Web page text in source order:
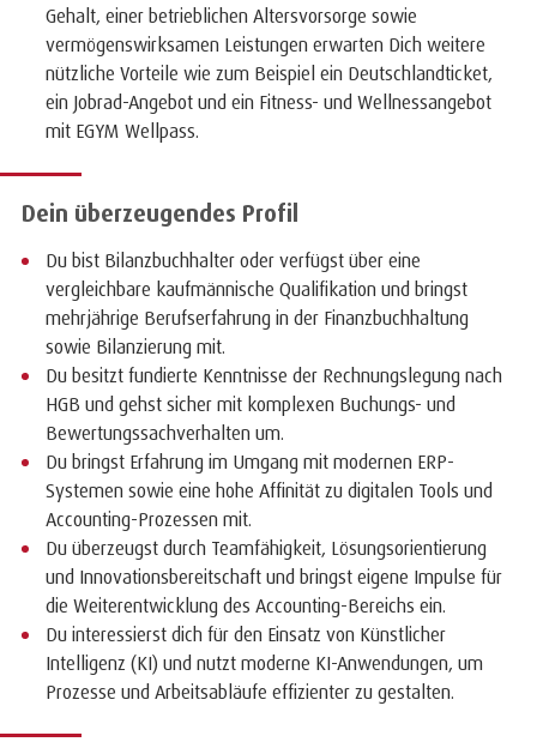
Gehalt, einer betrieblichen Altersvorsorge sowie
vermögenswirksamen Leistungen erwarten Dich weitere
nützliche Vorteile wie zum Beispiel ein Deutschlandticket,
ein Jobrad-Angebot und ein Fitness- und Wellnessangebot
mit EGYM Wellpass.
Dein überzeugendes Profil
Du bist Bilanzbuchhalter oder verfügst über eine
vergleichbare kaufmännische Qualifikation und bringst
mehrjährige Berufserfahrung in der Finanzbuchhaltung
sowie Bilanzierung mit.
Du besitzt fundierte Kenntnisse der Rechnungslegung nach
HGB und gehst sicher mit komplexen Buchungs- und
Bewertungssachverhalten um.
Du bringst Erfahrung im Umgang mit modernen ERP-
Systemen sowie eine hohe Affinität zu digitalen Tools und
Accounting-Prozessen mit.
Du überzeugst durch Teamfähigkeit, Lösungsorientierung
und Innovationsbereitschaft und bringst eigene Impulse für
die Weiterentwicklung des Accounting-Bereichs ein.
Du interessierst dich für den Einsatz von Künstlicher
Intelligenz (KI) und nutzt moderne KI-Anwendungen, um
Prozesse und Arbeitsabläufe effizienter zu gestalten.